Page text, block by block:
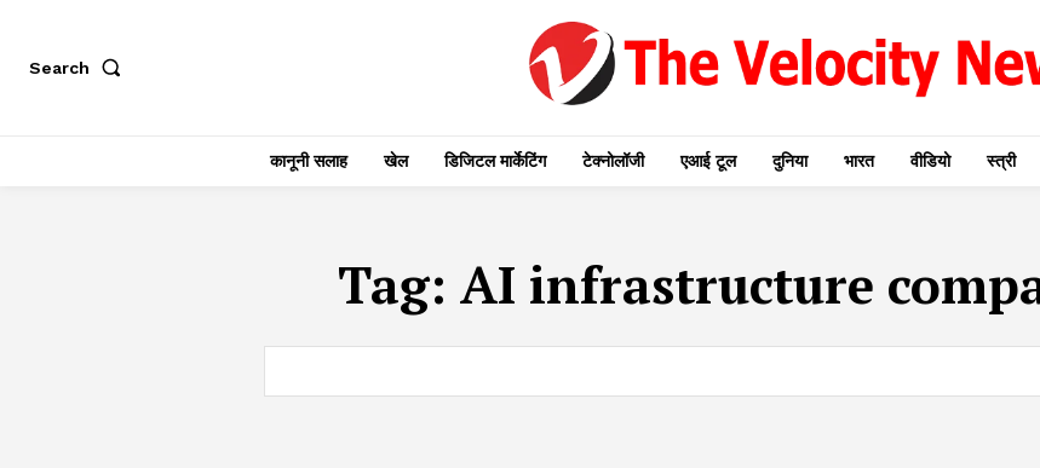
Search
कानूनी सलाह खेल डिजिटल मार्केटिंग टेक्नोलॉजी एआई टूल दुनिया भारत वीडियो स्त्री
Tag: AI infrastructure